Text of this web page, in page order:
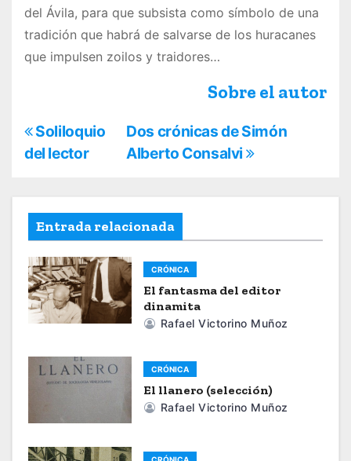
del Ávila, para que subsista como símbolo de una
tradición que habrá de salvarse de los huracanes
que impulsen zoilos y traidores…
Sobre el autor
N
a
g
a
i
n
d
Dos crónicas de Simón
Alberto Consalvi
Soliloquio
del lector
Entrada relacionada
CRÓNICA
El fantasma del editor
dinamita
Rafael Victorino Muñoz
CRÓNICA
El llanero (selección)
Rafael Victorino Muñoz